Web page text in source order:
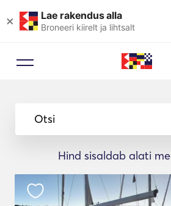
× Lae rakendus alla
Broneeri kiirelt ja lihtsalt
Otsi
Hind sisaldab alati